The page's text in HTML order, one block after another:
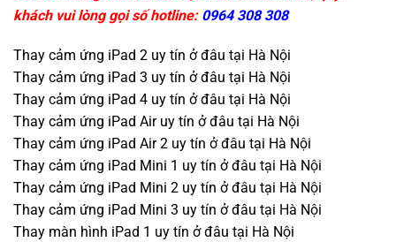
khách vui lòng gọi số hotline: 0964 308 308
Thay cảm ứng iPad 2 uy tín ở đâu tại Hà Nội
Thay cảm ứng iPad 3 uy tín ở đâu tại Hà Nội
Thay cảm ứng iPad 4 uy tín ở đâu tại Hà Nội
Thay cảm ứng iPad Air uy tín ở đâu tại Hà Nội
Thay cảm ứng iPad Air 2 uy tín ở đâu tại Hà Nội
Thay cảm ứng iPad Mini 1 uy tín ở đâu tại Hà Nội
Thay cảm ứng iPad Mini 2 uy tín ở đâu tại Hà Nội
Thay cảm ứng iPad Mini 3 uy tín ở đâu tại Hà Nội
Thay màn hình iPad 1 uy tín ở đâu tại Hà Nội